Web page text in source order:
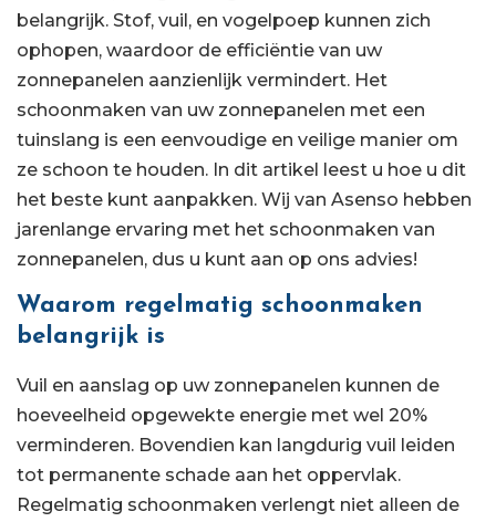
belangrijk. Stof, vuil, en vogelpoep kunnen zich
ophopen, waardoor de efficiëntie van uw
zonnepanelen aanzienlijk vermindert. Het
schoonmaken van uw zonnepanelen met een
tuinslang is een eenvoudige en veilige manier om
ze schoon te houden. In dit artikel leest u hoe u dit
het beste kunt aanpakken. Wij van Asenso hebben
jarenlange ervaring met het schoonmaken van
zonnepanelen, dus u kunt aan op ons advies!
Waarom regelmatig schoonmaken
belangrijk is
Vuil en aanslag op uw zonnepanelen kunnen de
hoeveelheid opgewekte energie met wel 20%
verminderen. Bovendien kan langdurig vuil leiden
tot permanente schade aan het oppervlak.
Regelmatig schoonmaken verlengt niet alleen de